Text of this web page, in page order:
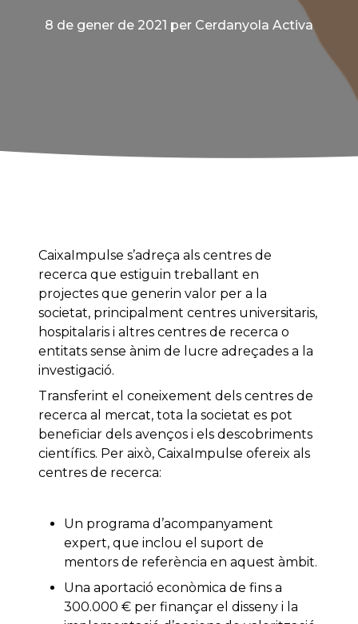
8 de gener de 2021 per Cerdanyola Activa
CaixaImpulse s’adreça als centres de
recerca que estiguin treballant en
projectes que generin valor per a la
societat, principalment centres universitaris,
hospitalaris i altres centres de recerca o
entitats sense ànim de lucre adreçades a la
investigació.
Transferint el coneixement dels centres de
recerca al mercat, tota la societat es pot
beneficiar dels avenços i els descobriments
científics. Per això, CaixaImpulse ofereix als
centres de recerca:
Un programa d’acompanyament
expert, que inclou el suport de
mentors de referència en aquest àmbit.
Una aportació econòmica de fins a
300.000 € per finançar el disseny i la